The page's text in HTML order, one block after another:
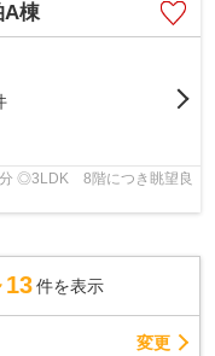
A棟
◎3LDK 8階につき眺望良
13 件を表示
変更